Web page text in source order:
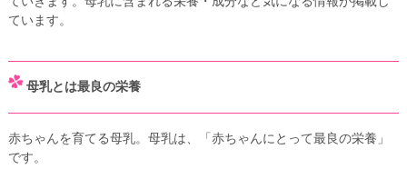
ています。
母乳とは最良の栄養
赤ちゃんを育てる母乳。母乳は、「赤ちゃんにとって最良の栄養」
です。